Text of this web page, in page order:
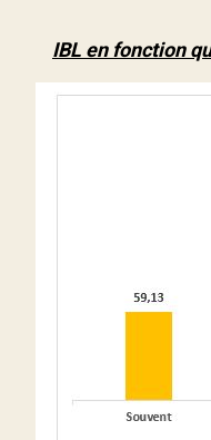
IBL en fonction